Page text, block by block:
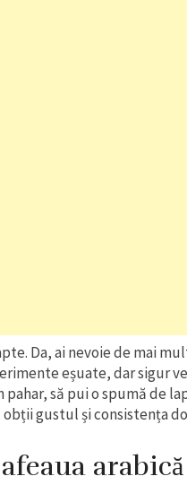
Da, ai nevoie de mai
eșuate, dar sigur
să pui o spumă de
gustul și consistența